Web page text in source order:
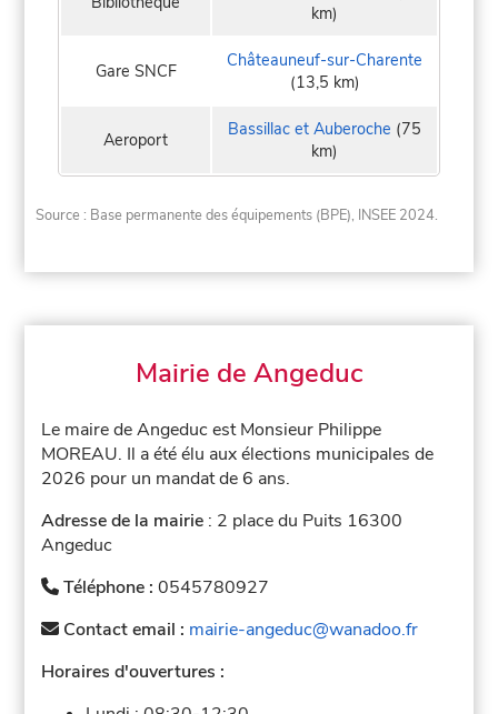
km)
Gare SNCF
Châteauneuf-sur-Charente
(13,5 km)
Aeroport Bassillac et Auberoche (75
km)
Source : Base permanente des équipements (BPE), INSEE 2024.
Mairie de Angeduc
Le maire de Angeduc est Monsieur Philippe
MOREAU. Il a été élu aux élections municipales de
2026 pour un mandat de 6 ans.
Adresse de la mairie : 2 place du Puits 16300
Angeduc
Téléphone :0545780927
Contact email : mairie-angeduc@wanadoo.fr
Horaires d'ouvertures :